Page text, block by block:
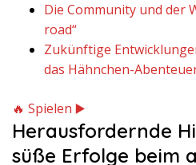
Die Community und der
road“
Zukünftige
das Hähnchen-
🔥 Spielen ▶️
Herausfordernde
süße Erfolge beim